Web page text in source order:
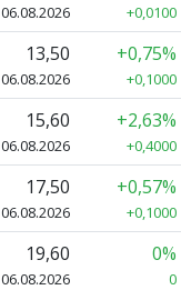
06.08.2026 +0,0100
13,50
06.08.2026
+0,75%
+0,1000
15,60
06.08.2026
+2,63%
+0,4000
17,50
06.08.2026
+0,57%
+0,1000
19,60
06.08.2026
0%
0